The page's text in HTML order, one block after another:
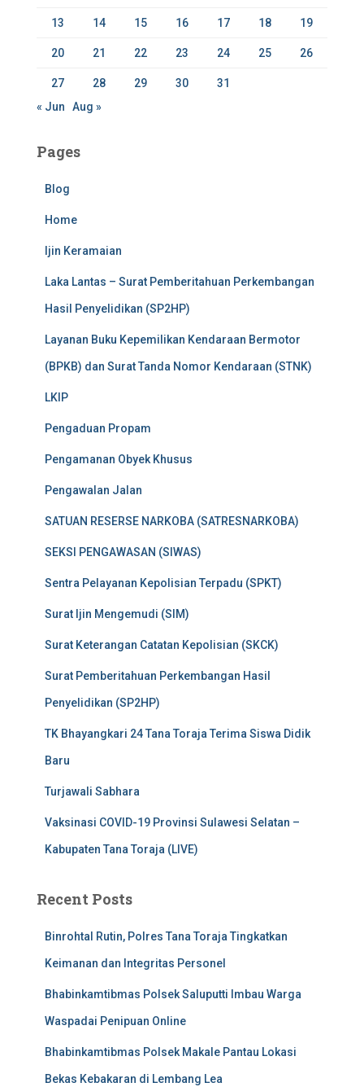
13 14 15 16 17 18 19
20 21 22 23 24 25 26
27 28 29 30
31
« Jun
Aug »
Pages
Blog
Home
Ijin Keramaian
Laka Lantas – Surat Pemberitahuan Perkembangan
Hasil Penyelidikan (SP2HP)
Layanan Buku Kepemilikan Kendaraan Bermotor
(BPKB) dan Surat Tanda Nomor Kendaraan (STNK)
LKIP
Pengaduan Propam
Pengamanan Obyek Khusus
Pengawalan Jalan
SATUAN RESERSE NARKOBA (SATRESNARKOBA)
SEKSI PENGAWASAN (SIWAS)
Sentra Pelayanan Kepolisian Terpadu (SPKT)
Surat Ijin Mengemudi (SIM)
Surat Keterangan Catatan Kepolisian (SKCK)
Surat Pemberitahuan Perkembangan Hasil
Penyelidikan (SP2HP)
TK Bhayangkari 24 Tana Toraja Terima Siswa Didik
Baru
Turjawali Sabhara
Vaksinasi COVID-19 Provinsi Sulawesi Selatan –
Kabupaten Tana Toraja (LIVE)
Recent Posts
Binrohtal Rutin, Polres Tana Toraja Tingkatkan
Keimanan dan Integritas Personel
Bhabinkamtibmas Polsek Saluputti Imbau Warga
Waspadai Penipuan Online
Bhabinkamtibmas Polsek Makale Pantau Lokasi
Bekas Kebakaran di Lembang Lea